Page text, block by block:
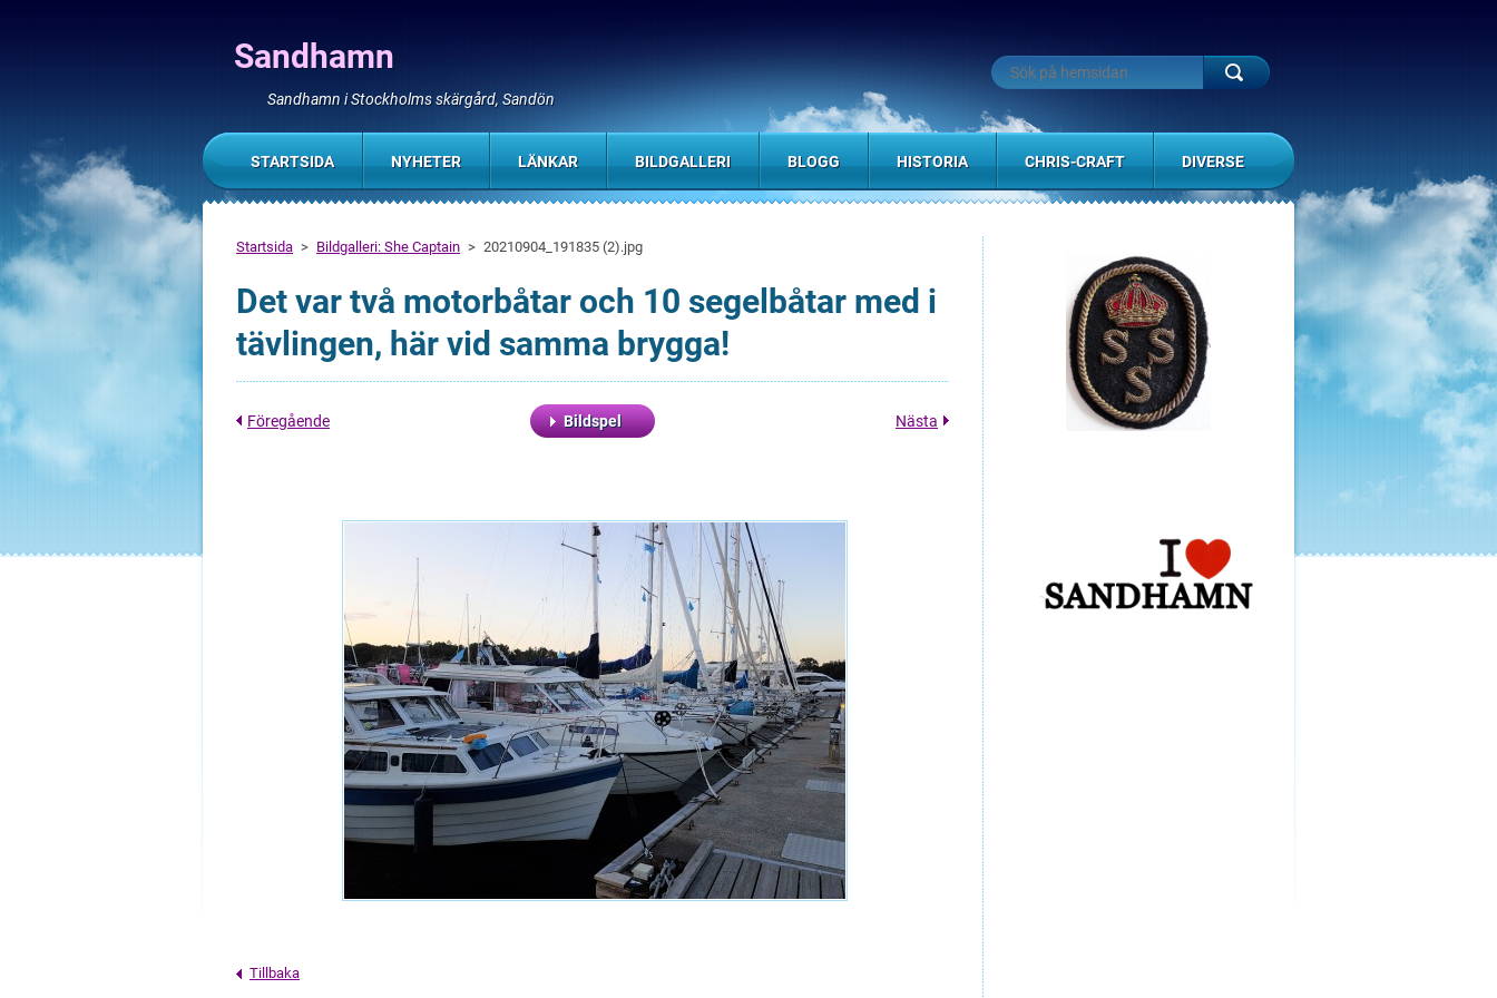
Sandhamn
Sandhamn i Stockholms skärgård, Sandön
Startsida > Bildgalleri: She Captain > 20210904_191835 (2).jpg
Det var två motorbåtar och 10 segelbåtar med i
tävlingen, här vid samma brygga!
Föregående Bildspel Nästa
Tillbaka
STARTSIDA NYHETER LÄNKAR BILDGALLERI BLOGG HISTORIA CHRIS-CRAFT DIVERSE